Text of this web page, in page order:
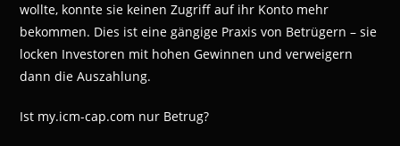
wollte, konnte sie keinen Zugriff auf ihr Konto mehr
bekommen. Dies ist eine gängige Praxis von Betrügern – sie
locken Investoren mit hohen Gewinnen und verweigern
dann die Auszahlung.
Ist my.icm-cap.com nur Betrug?